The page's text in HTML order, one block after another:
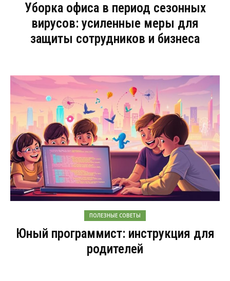
Уборка офиса в период сезонных
вирусов: усиленные меры для
защиты сотрудников и бизнеса
ПОЛЕЗНЫЕ СОВЕТЫ
Юный программист: инструкция для
родителей